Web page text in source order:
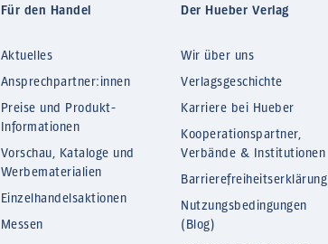
Für den Handel
Aktuelles
Ansprechpartner:innen
Preise und Produkt-
Informationen
Vorschau, Kataloge und
Werbematerialien
Einzelhandelsaktionen
Messen
Der Hueber Verlag
Wir über uns
Verlagsgeschichte
Karriere bei Hueber
Kooperationspartner,
Verbände & Institutionen
Barrierefreiheitserklärung
Nutzungsbedingungen
(Blog)